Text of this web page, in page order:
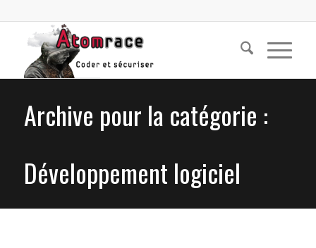
Archive pour la catégorie :
Développement logiciel